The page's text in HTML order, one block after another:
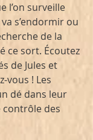
l’on surveille
s’endormir ou
de la
ce sort. Écoutez
de Jules et
vous ! Les
dé dans leur
des